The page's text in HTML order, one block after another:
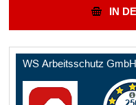
IN